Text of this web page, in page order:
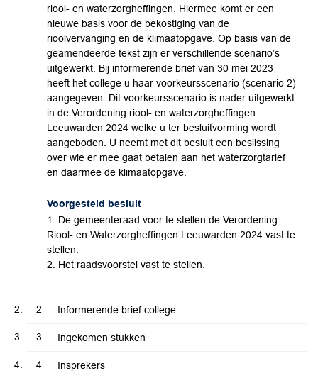
riool- en waterzorgheffingen. Hiermee komt er een
nieuwe basis voor de bekostiging van de
rioolvervanging en de klimaatopgave. Op basis van de
geamendeerde tekst zijn er verschillende scenario’s
uitgewerkt. Bij informerende brief van 30 mei 2023
heeft het college u haar voorkeursscenario (scenario 2)
aangegeven. Dit voorkeursscenario is nader uitgewerkt
in de Verordening riool- en waterzorgheffingen
Leeuwarden 2024 welke u ter besluitvorming wordt
aangeboden. U neemt met dit besluit een beslissing
over wie er mee gaat betalen aan het waterzorgtarief
en daarmee de klimaatopgave.
Voorgesteld besluit
1. De gemeenteraad voor te stellen de Verordening
Riool- en Waterzorgheffingen Leeuwarden 2024 vast te
stellen.
2. Het raadsvoorstel vast te stellen.
2 Informerende brief college
3 Ingekomen stukken
4 Insprekers